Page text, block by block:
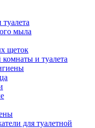
мыла
щеток
и туалета
для туалетной